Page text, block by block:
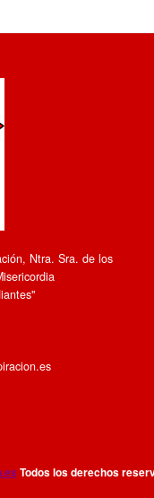
Ntra. Sra. de los
Todos los derechos